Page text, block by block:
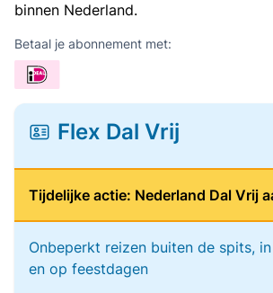
binnen Nederland.
Betaal je abonnement met:
Flex Dal Vrij
Tijdelijke actie: Nederland Dal Vrij
Onbeperkt reizen buiten de spits,
en op feestdagen